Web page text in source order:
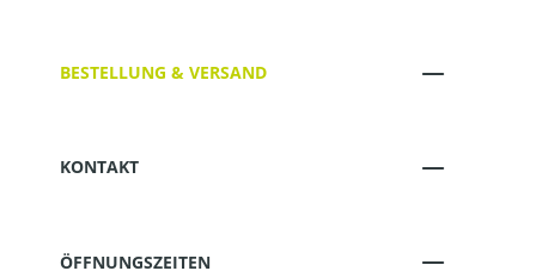
BESTELLUNG & VERSAND
KONTAKT
ÖFFNUNGSZEITEN